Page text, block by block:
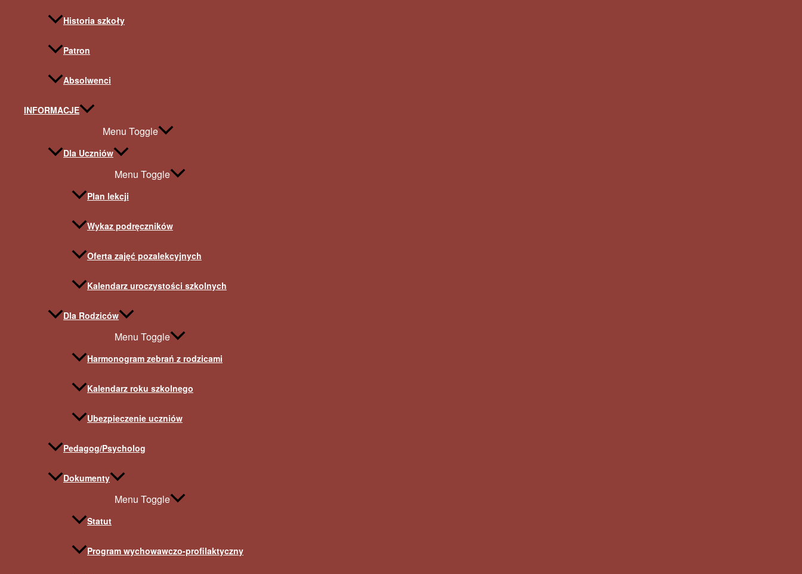
Historia szkoły
Patron
Absolwenci
INFORMACJE
Menu Toggle
Dla Uczniów
Menu Toggle
Plan lekcji
Wykaz podręczników
Oferta zajęć pozalekcyjnych
Kalendarz uroczystości szkolnych
Dla Rodziców
Menu Toggle
Harmonogram zebrań z rodzicami
Kalendarz roku szkolnego
Ubezpieczenie uczniów
Pedagog/Psycholog
Dokumenty
Menu Toggle
Statut
Program wychowawczo-profilaktyczny